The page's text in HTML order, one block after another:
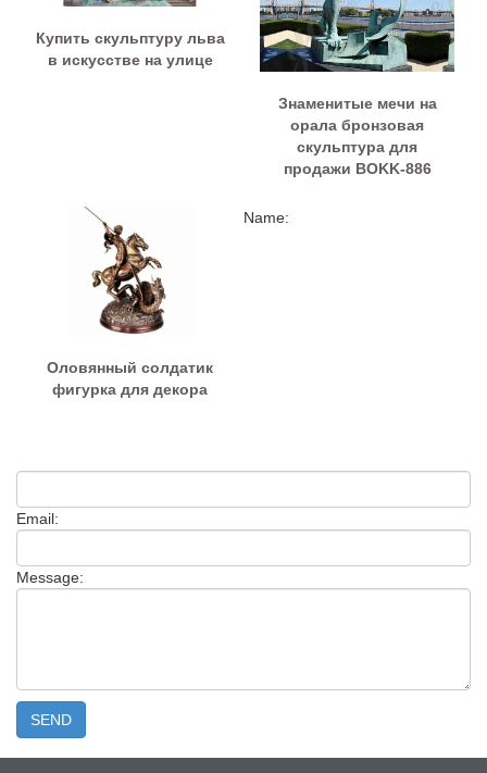
Купить скульптуру льва
в искусстве на улице
Знаменитые мечи на
орала бронзовая
скульптура для
продажи BOKK-886
Оловянный солдатик
фигурка для декора
Name:
Email:
Message: